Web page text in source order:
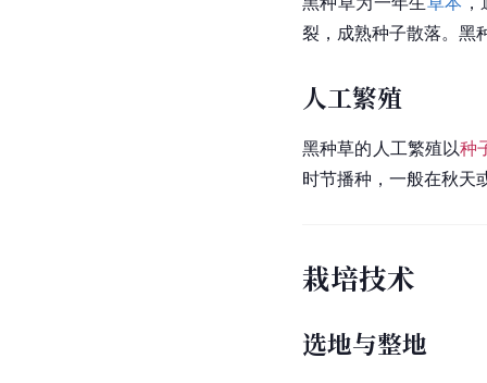
裂，成熟种子散落。黑
人工繁殖
黑种草的人工繁殖以种
时节播种，一般在秋天
栽培技术
选地与整地